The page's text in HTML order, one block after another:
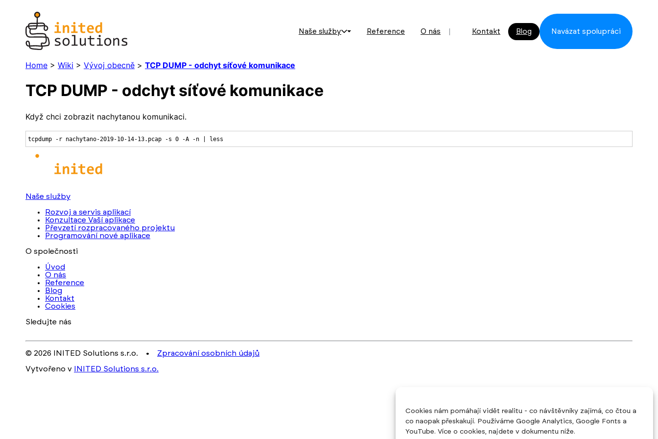
Cookies nám pomáhají vidět realitu - co návštěvníky zajímá, co čtou a
co naopak přeskakují. Používáme Google Analytics, Google Fonts a
YouTube. Více o cookies, najdete v dokumentu níže.
Naše služby Reference O nás Kontakt Blog Navázat spolupráci
Home > Wiki > Vývoj obecně > TCP DUMP - odchyt síťové komunikace
TCP DUMP - odchyt síťové komunikace
Když chci zobrazit nachytanou komunikaci.
tcpdump -r nachytano-2019-10-14-13.pcap -s 0 -A -n | less
Naše služby
Rozvoj a servis aplikací
Konzultace Vaší aplikace
Převzetí rozpracovaného projektu
Programování nové aplikace
O společnosti
Úvod
O nás
Reference
Blog
Kontakt
Cookies
Sledujte nás
© 2026 INITED Solutions s.r.o. • Zpracování osobních údajů
Vytvořeno v
INITED Solutions s.r.o.